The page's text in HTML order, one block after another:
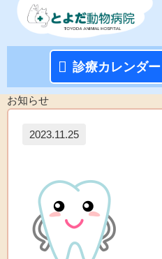
診療カレンダー
お知らせ
2023.11.25